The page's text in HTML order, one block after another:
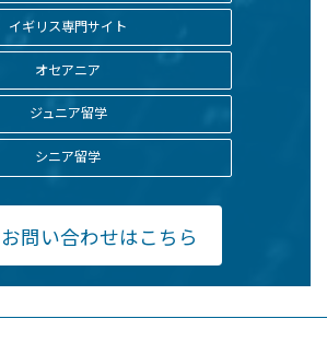
イギリス専門サイト
オセアニア
ジュニア留学
シニア留学
お問い合わせはこちら